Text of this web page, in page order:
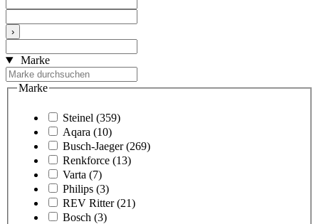
›
Marke
Marke
Steinel (359)
Aqara (10)
Busch-Jaeger (269)
Renkforce (13)
Varta (7)
Philips (3)
REV Ritter (21)
Bosch (3)